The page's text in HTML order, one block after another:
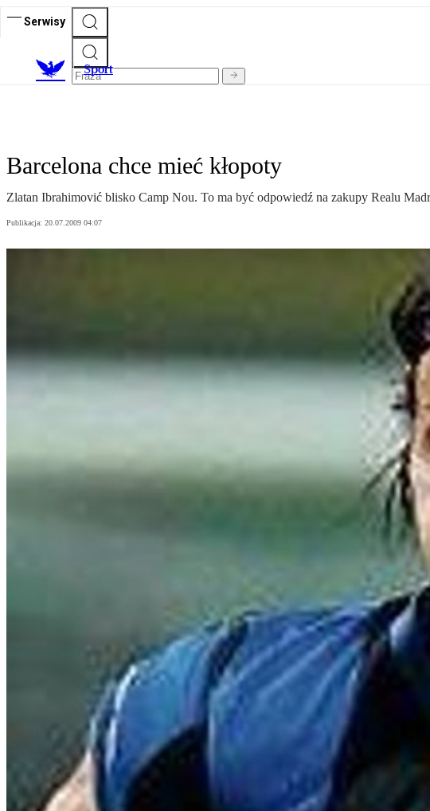
Serwisy
Sport
Barcelona chce mieć kłopoty
Zlatan Ibrahimović blisko Camp Nou. To ma być odpowiedź na zakupy Realu
Publikacja: 20.07.2009 04:07